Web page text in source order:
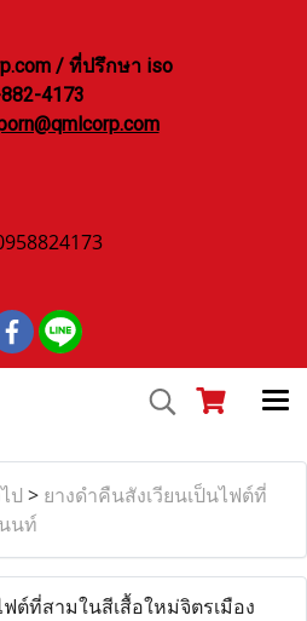
/ ที่ปรึกษา iso
4173
ป > ยางดำคืนสังเวียนเป็นไฟต์ที่
นท์
ฟต์ที่สามในสีเสื้อใหม่จิตรเมือง